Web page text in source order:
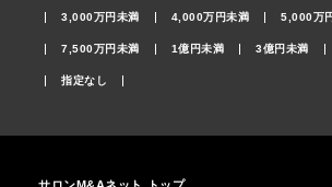
3,000万円未満 4,000万円未満 5,000万
7,500万円未満 1億円未満 3億円未満
指定なし